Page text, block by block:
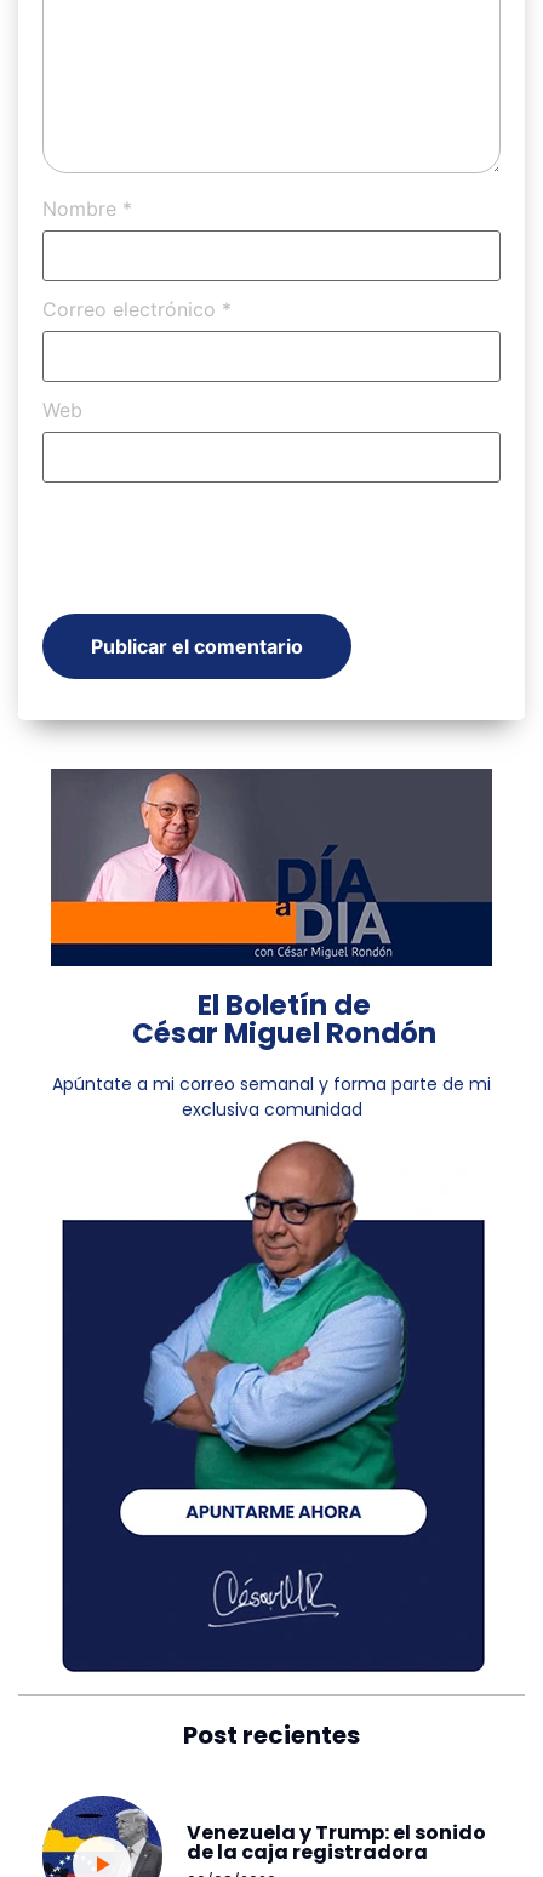
Nombre *
Correo electrónico *
Web
El Boletín de
César Miguel Rondón
Apúntate a mi correo semanal y forma parte de mi
exclusiva comunidad
Post recientes
Venezuela y Trump: el sonido
de la caja registradora